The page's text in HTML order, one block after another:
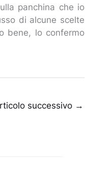
panchina che io
di alcune scelte
bene, lo confermo
successivo →